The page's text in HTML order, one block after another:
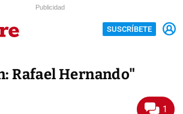
Publicidad
SUSCRÍBETE
Rafael Hernando"
1